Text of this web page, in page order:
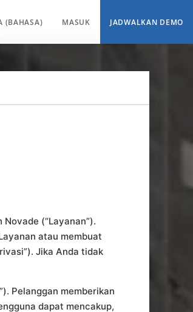
MASUK JADWALKAN DEMO
(“Layanan”).
atau membuat
Jika Anda tidak
Pelanggan memberikan
dapat mencakup,